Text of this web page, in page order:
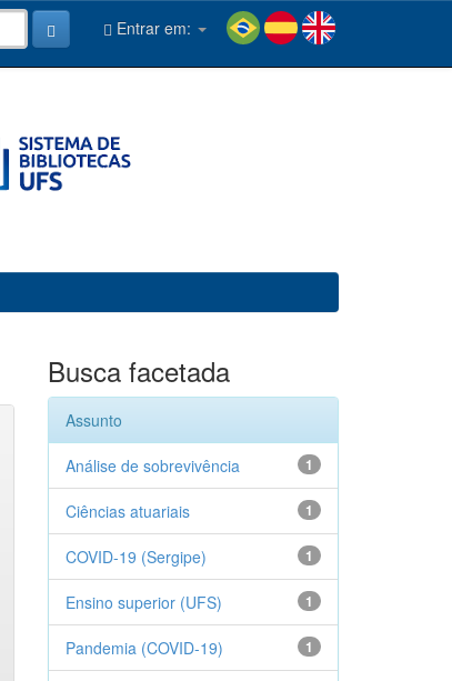
Entrar em:
Busca facetada
Assunto
1
Análise de sobrevivência
1
Ciências atuariais
1
COVID-19 (Sergipe)
1
Ensino superior (UFS)
1
Pandemia (COVID-19)